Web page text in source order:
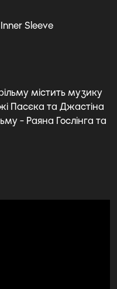
Sleeve
містить музику
Пасєка та Джастіна
- Раяна Гослінга та